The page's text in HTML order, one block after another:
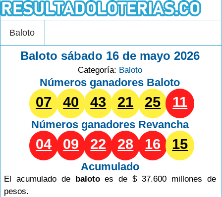
Baloto
Baloto sábado 16 de mayo 2026
Categoría: Baloto
Números ganadores Baloto
07 40 43 21 25 11
Números ganadores Revancha
04 09 22 28 16 15
Acumulado
El acumulado de balotoes de $ 37.600 millones de
pesos.